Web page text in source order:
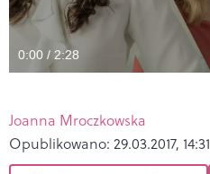
0:00 / 2:28
Joanna Mroczkowska
Opublikowano: 29.03.2017, 14:31